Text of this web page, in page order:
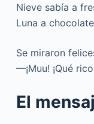
Nieve sabía a
Luna a
Se miraron
—¡Muu! ¡Qué
El